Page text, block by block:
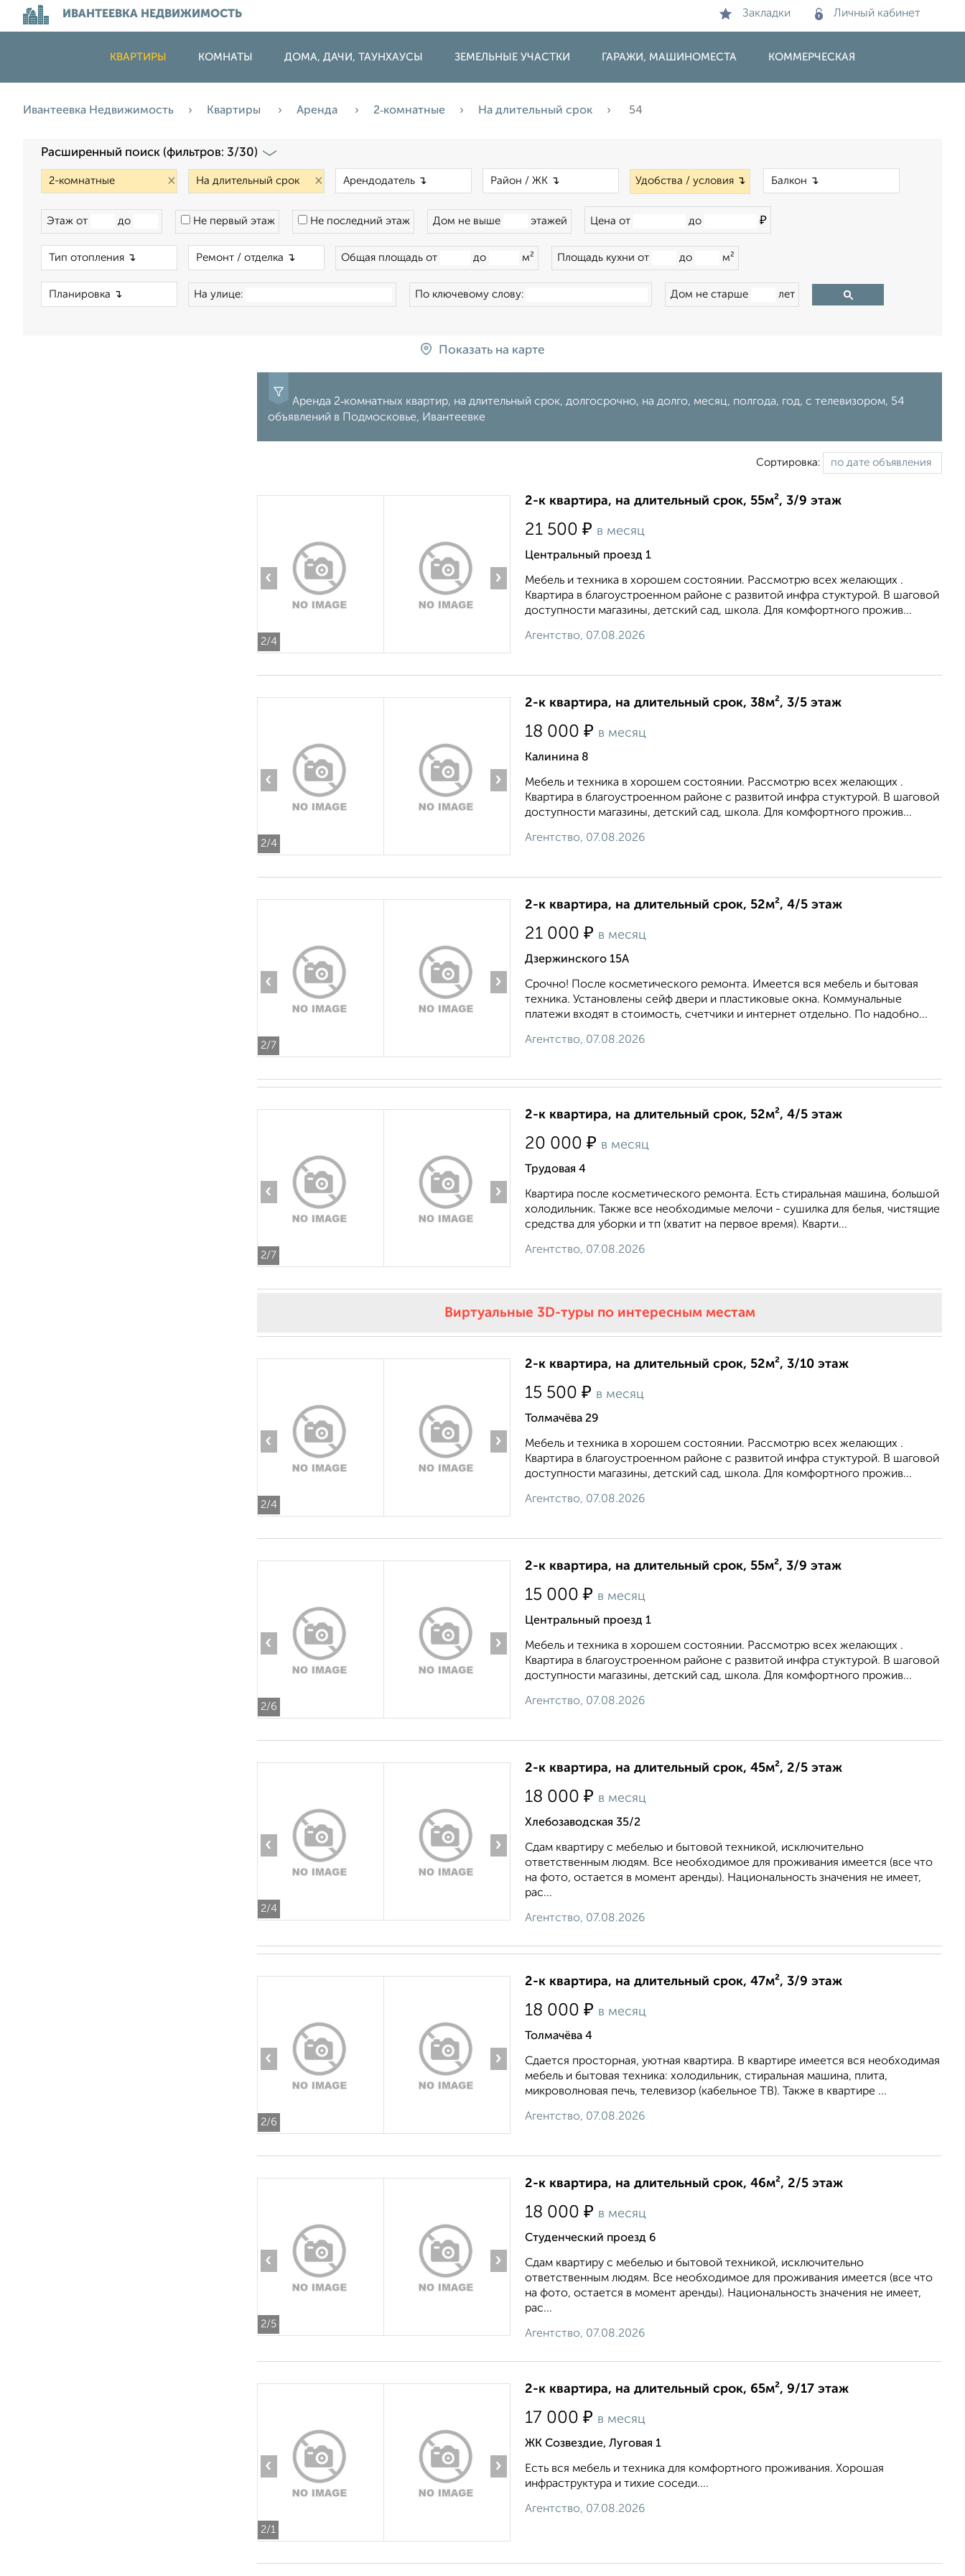
ИВАНТЕЕВКА НЕДВИЖИМОСТЬ Закладки Личный кабинет
КВАРТИРЫ КОМНАТЫ ДОМА, ДАЧИ, ТАУНХАУСЫ ЗЕМЕЛЬНЫЕ УЧАСТКИ ГАРАЖИ, МАШИНОМЕСТА КОММЕРЧЕСКАЯ
Ивантеевка Недвижимость Квартиры Аренда 2‑комнатные На длительный срок 54
Расширенный поиск (фильтров: 3/30)
× × Удобства / условия ↴
Этаж от до Не первый этаж Не последний этаж Дом не выше этажей Цена от до ₽
Общая площадь от до м² Площадь кухни от до м²
На улице: По ключевому слову: Дом не старше лет
Показать на карте
Аренда 2‑комнатных квартир, на длительный срок, долгосрочно, на долго, месяц, полгода, год, с телевизором, 54
объявлений в Подмосковье, Ивантеевке
Сортировка:
2/4
‹ ›
2-к квартира, на длительный срок, 55м², 3/9 этаж
21 500 ₽ в месяц
Центральный проезд 1
Мебель и техника в хорошем состоянии. Рассмотрю всех желающих .
Квартира в благоустроенном районе с развитой инфра стуктурой. В шаговой
доступности магазины, детский сад, школа. Для комфортного прожив...
Агентство, 07.08.2026
2/4
‹ ›
2-к квартира, на длительный срок, 38м², 3/5 этаж
18 000 ₽ в месяц
Калинина 8
Мебель и техника в хорошем состоянии. Рассмотрю всех желающих .
Квартира в благоустроенном районе с развитой инфра стуктурой. В шаговой
доступности магазины, детский сад, школа. Для комфортного прожив...
Агентство, 07.08.2026
2/7
‹ ›
2-к квартира, на длительный срок, 52м², 4/5 этаж
21 000 ₽ в месяц
Дзержинского 15А
Срочно! После косметического ремонта. Имеется вся мебель и бытовая
техника. Установлены сейф двери и пластиковые окна. Коммунальные
платежи входят в стоимость, счетчики и интернет отдельно. По надобно...
Агентство, 07.08.2026
2/7
‹ ›
2-к квартира, на длительный срок, 52м², 4/5 этаж
20 000 ₽ в месяц
Трудовая 4
Квартира после косметического ремонта. Есть стиральная машина, большой
холодильник. Также все необходимые мелочи - сушилка для белья, чистящие
средства для уборки и тп (хватит на первое время). Кварти...
Агентство, 07.08.2026
Виртуальные 3D-туры по интересным местам
2/4
‹ ›
2-к квартира, на длительный срок, 52м², 3/10 этаж
15 500 ₽ в месяц
Толмачёва 29
Мебель и техника в хорошем состоянии. Рассмотрю всех желающих .
Квартира в благоустроенном районе с развитой инфра стуктурой. В шаговой
доступности магазины, детский сад, школа. Для комфортного прожив...
Агентство, 07.08.2026
2/6
‹ ›
2-к квартира, на длительный срок, 55м², 3/9 этаж
15 000 ₽ в месяц
Центральный проезд 1
Мебель и техника в хорошем состоянии. Рассмотрю всех желающих .
Квартира в благоустроенном районе с развитой инфра стуктурой. В шаговой
доступности магазины, детский сад, школа. Для комфортного прожив...
Агентство, 07.08.2026
2/4
‹ ›
2-к квартира, на длительный срок, 45м², 2/5 этаж
18 000 ₽ в месяц
Хлебозаводская 35/2
Сдам квартиру с мебелью и бытовой техникой, исключительно
ответственным людям. Все необходимое для проживания имеется (все что
на фото, остается в момент аренды). Национальность значения не имеет,
рас...
Агентство, 07.08.2026
2/6
‹ ›
2-к квартира, на длительный срок, 47м², 3/9 этаж
18 000 ₽ в месяц
Толмачёва 4
Сдается просторная, уютная квартира. В квартире имеется вся необходимая
мебель и бытовая техника: холодильник, стиральная машина, плита,
микроволновая печь, телевизор (кабельное ТВ). Также в квартире ...
Агентство, 07.08.2026
2/5
‹ ›
2-к квартира, на длительный срок, 46м², 2/5 этаж
18 000 ₽ в месяц
Студенческий проезд 6
Сдам квартиру с мебелью и бытовой техникой, исключительно
ответственным людям. Все необходимое для проживания имеется (все что
на фото, остается в момент аренды). Национальность значения не имеет,
рас...
Агентство, 07.08.2026
2/1
‹ ›
2-к квартира, на длительный срок, 65м², 9/17 этаж
17 000 ₽ в месяц
ЖК Созвездие, Луговая 1
Есть вся мебель и техника для комфортного проживания. Хорошая
инфраструктура и тихие соседи....
Агентство, 07.08.2026